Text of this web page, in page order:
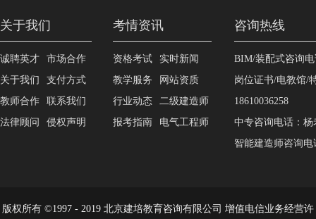
关于我们
诚聘英才
关于我们
教师合作
法律顾问
市场合作
支付方式
联系我们
侵权声明
考情资讯
资格考试
教学服务
行业动态
报考指南
实时新闻
网站资质
二级建造师
电气工程师
咨询热线
BIM/装配式咨询电
岗位证书/电教馆/
18610036258
中专咨询电话：杨
智能建造师咨询电
版权所有 ©1997 - 2019 北京建培教育咨询有限公司 增值电信业务经营许